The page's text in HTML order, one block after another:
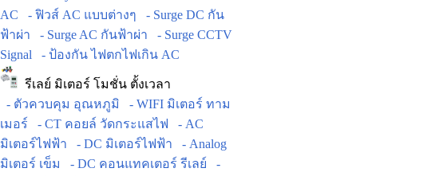
AC
- ฟิวส์ AC แบบต่างๆ
- Surge DC กัน
ฟ้าผ่า
- Surge AC กันฟ้าผ่า
- Surge CCTV
Signal
- ป้องกัน ไฟตกไฟเกิน AC
รีเลย์ มิเตอร์ โมชั่น ตั้งเวลา
- ตัวควบคุม อุณหภูมิ
- WIFI มิเตอร์ ทาม
เมอร์
- CT คอยล์ วัดกระแสไฟ
- AC
มิเตอร์ไฟฟ้า
- DC มิเตอร์ไฟฟ้า
- Analog
มิเตอร์ เข็ม
- DC คอนแทคเตอร์ รีเลย์
-